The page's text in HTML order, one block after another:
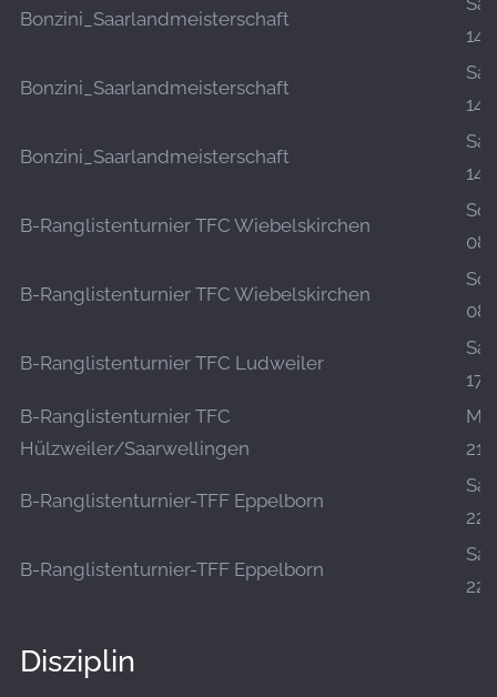
Bonzini_Saarlandmeisterschaft
Bonzini_Saarlandmeisterschaft
Sa.,
Bonzini_Saarlandmeisterschaft
Sa.,
B-Ranglistenturnier TFC Wiebelskirchen
So.,
B-Ranglistenturnier TFC Wiebelskirchen
So.,
B-Ranglistenturnier TFC Ludweiler
Sa.,
B-Ranglistenturnier TFC
Hülzweiler/Saarwellingen
B-Ranglistenturnier-TFF Eppelborn
Sa.,
B-Ranglistenturnier-TFF Eppelborn
Sa.,
Disziplin